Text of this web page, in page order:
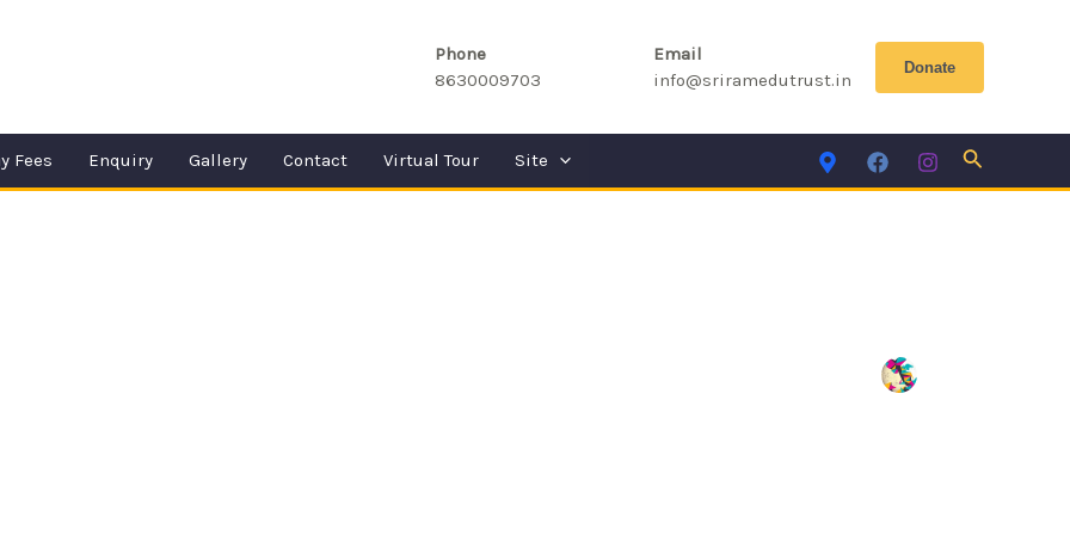
Phone
8630009703
Email
info@sriramedutrust.in
Donate
Fees Enquiry Gallery Contact Virtual Tour Site Search